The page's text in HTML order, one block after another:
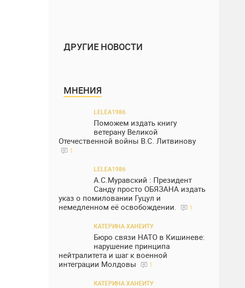
ДРУГИЕ НОВОСТИ
МНЕНИЯ
LELEA1986
Поможем издать книгу
ветерану Великой
Отечественной войны В.С. Литвинову
1
LELEA1986
А.С.Муравский : Президент
Санду просто ОБЯЗАНА издать
указ о помиловании Гуцул и
немедленном её освобождении.
1
КАТЕРИНА ХАНЕИТУ
Бюро связи НАТО в Кишиневе:
нарушение принципа
нейтралитета и шаг к военной
интеграции Молдовы
1
КАТЕРИНА ХАНЕИТУ